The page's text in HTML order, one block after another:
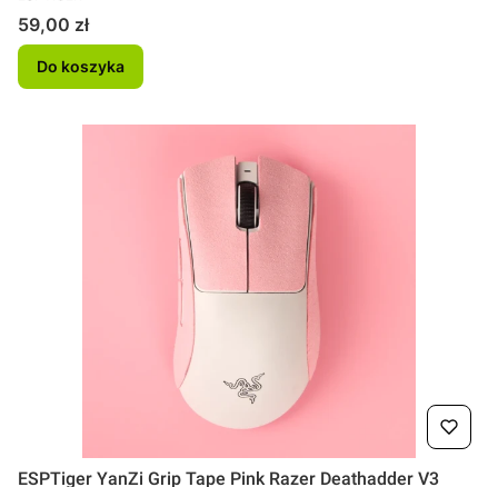
Cena
59,00 zł
Do koszyka
ESPTiger YanZi Grip Tape Pink Razer Deathadder V3